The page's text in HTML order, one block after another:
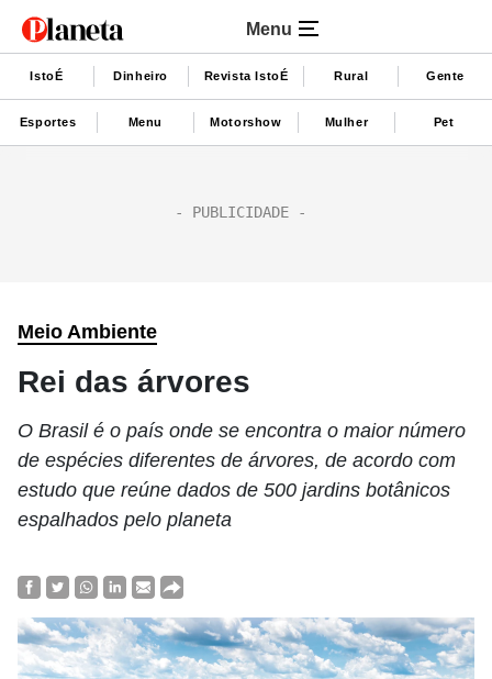
Menu
IstoÉ Dinheiro Revista IstoÉ Rural Gente
Esportes Menu Motorshow Mulher Pet
Meio Ambiente
Rei das árvores
O Brasil é o país onde se encontra o maior número
de espécies diferentes de árvores, de acordo com
estudo que reúne dados de 500 jardins botânicos
espalhados pelo planeta